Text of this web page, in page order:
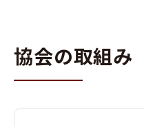
協会の取組み